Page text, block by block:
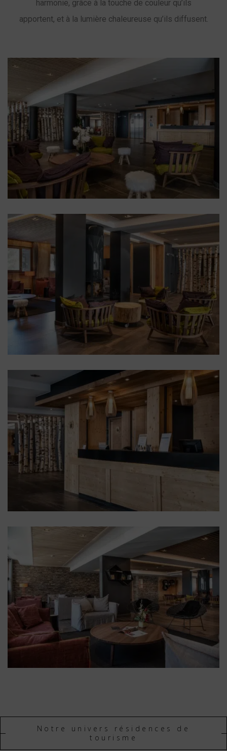
harmonie, grâce à la touche de couleur qu’ils
apportent, et à la lumière chaleureuse qu’ils diffusent.
Notre univers résidences de
tourisme